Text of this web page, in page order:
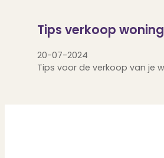
Tips verkoop woning
20-07-2024
Tips voor de verkoop van je